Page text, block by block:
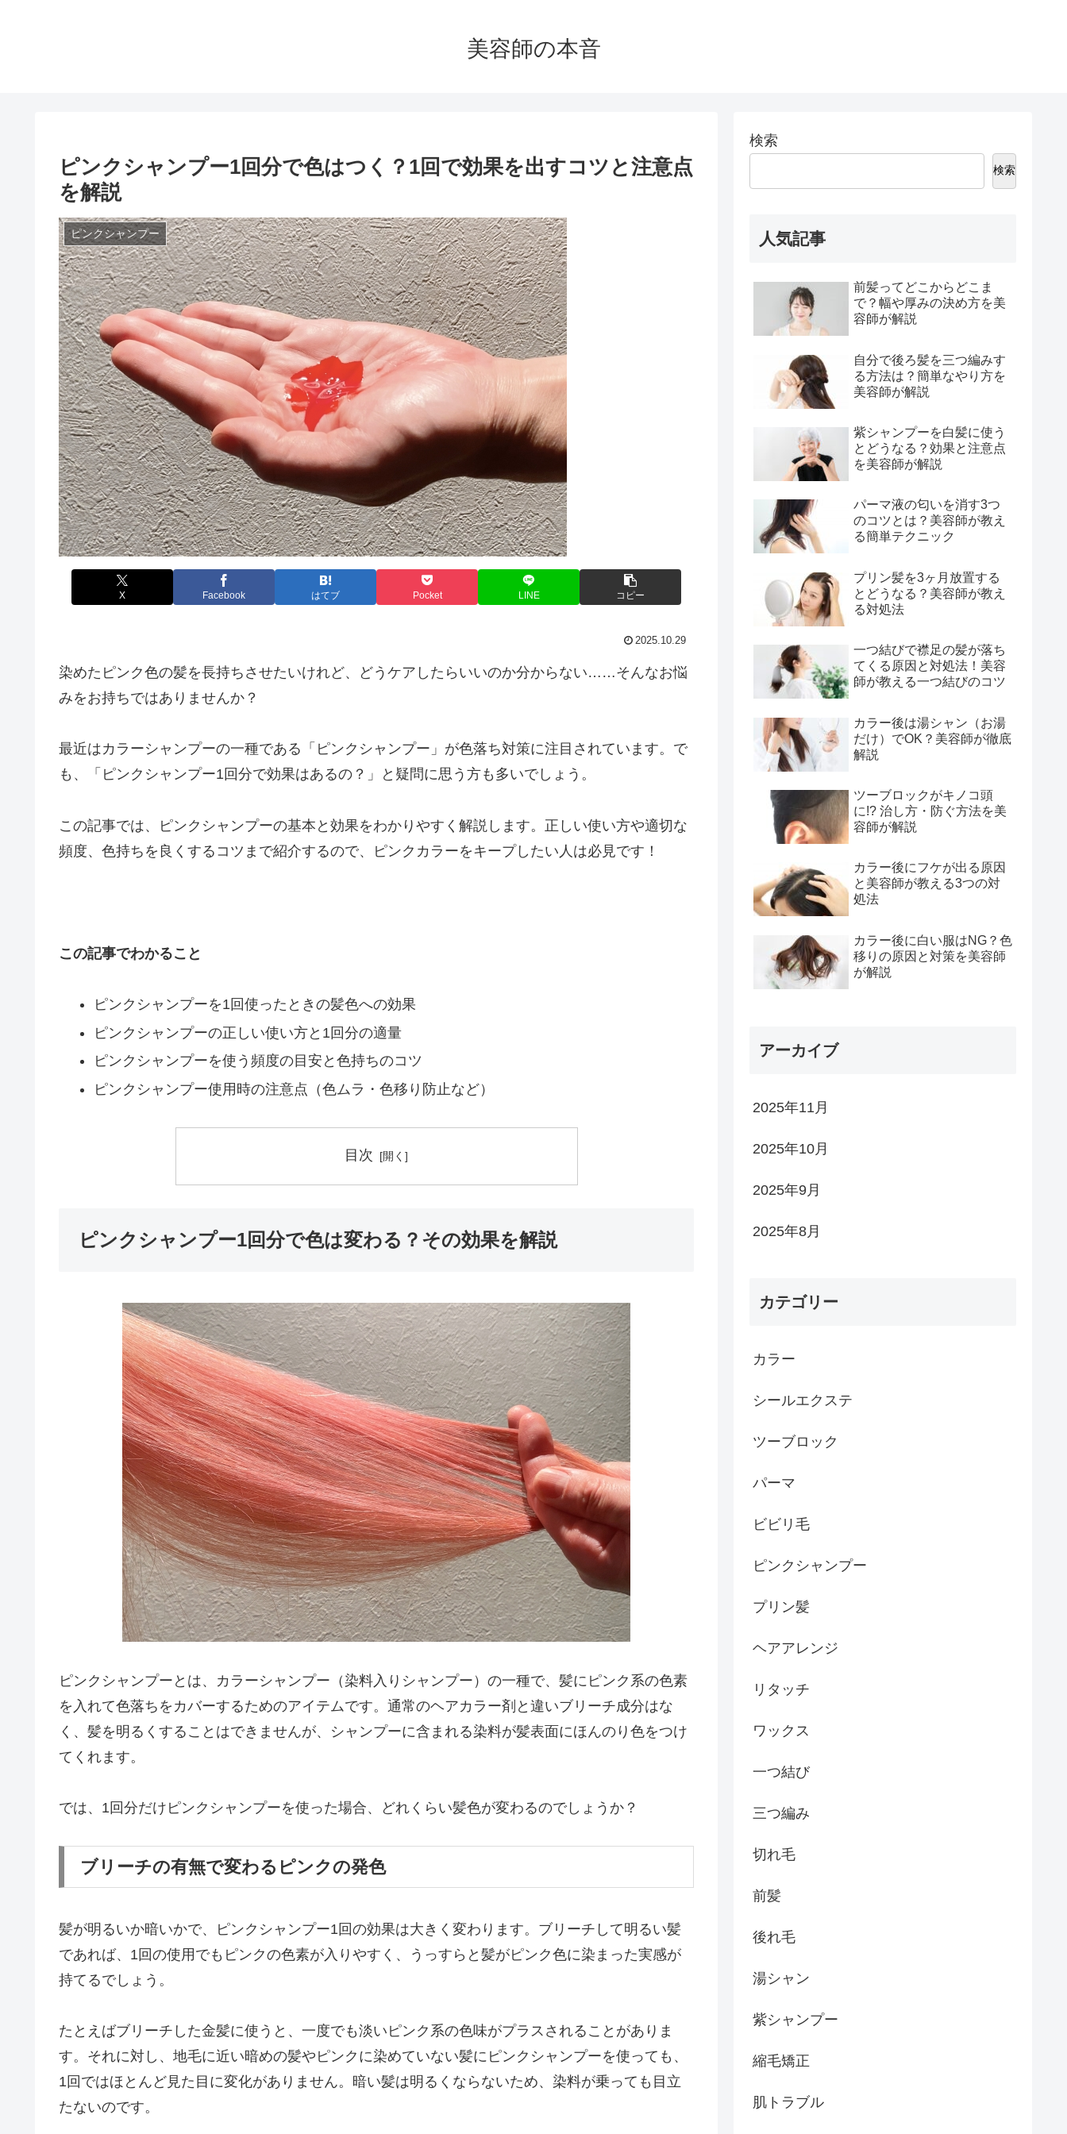
美容師の本音
ピンクシャンプー1回分で色はつく？1回で効果を出すコツと注意点
を解説
ピンクシャンプー
X Facebook はてブ Pocket LINE コピー
2025.10.29
染めたピンク色の髪を長持ちさせたいけれど、どうケアしたらいいのか分からない……そんなお悩
みをお持ちではありませんか？
最近はカラーシャンプーの一種である「ピンクシャンプー」が色落ち対策に注目されています。で
も、「ピンクシャンプー1回分で効果はあるの？」と疑問に思う方も多いでしょう。
この記事では、ピンクシャンプーの基本と効果をわかりやすく解説します。正しい使い方や適切な
頻度、色持ちを良くするコツまで紹介するので、ピンクカラーをキープしたい人は必見です！
この記事でわかること
ピンクシャンプーを1回使ったときの髪色への効果
ピンクシャンプーの正しい使い方と1回分の適量
ピンクシャンプーを使う頻度の目安と色持ちのコツ
ピンクシャンプー使用時の注意点（色ムラ・色移り防止など）
目次
ピンクシャンプー1回分で色は変わる？その効果を解説
ピンクシャンプーとは、カラーシャンプー（染料入りシャンプー）の一種で、髪にピンク系の色素
を入れて色落ちをカバーするためのアイテムです。通常のヘアカラー剤と違いブリーチ成分はな
く、髪を明るくすることはできませんが、シャンプーに含まれる染料が髪表面にほんのり色をつけ
てくれます。
では、1回分だけピンクシャンプーを使った場合、どれくらい髪色が変わるのでしょうか？
ブリーチの有無で変わるピンクの発色
髪が明るいか暗いかで、ピンクシャンプー1回の効果は大きく変わります。ブリーチして明るい髪
であれば、1回の使用でもピンクの色素が入りやすく、うっすらと髪がピンク色に染まった実感が
持てるでしょう。
たとえばブリーチした金髪に使うと、一度でも淡いピンク系の色味がプラスされることがありま
す。それに対し、地毛に近い暗めの髪やピンクに染めていない髪にピンクシャンプーを使っても、
1回ではほとんど見た目に変化がありません。暗い髪は明るくならないため、染料が乗っても目立
たないのです。
検索
検索
人気記事
前髪ってどこからどこま
で？幅や厚みの決め方を美
容師が解説
自分で後ろ髪を三つ編みす
る方法は？簡単なやり方を
美容師が解説
紫シャンプーを白髪に使う
とどうなる？効果と注意点
を美容師が解説
パーマ液の匂いを消す3つ
のコツとは？美容師が教え
る簡単テクニック
プリン髪を3ヶ月放置する
とどうなる？美容師が教え
る対処法
一つ結びで襟足の髪が落ち
てくる原因と対処法！美容
師が教える一つ結びのコツ
カラー後は湯シャン（お湯
だけ）でOK？美容師が徹底
解説
ツーブロックがキノコ頭
に!? 治し方・防ぐ方法を美
容師が解説
カラー後にフケが出る原因
と美容師が教える3つの対
処法
カラー後に白い服はNG？色
移りの原因と対策を美容師
が解説
アーカイブ
2025年11月
2025年10月
2025年9月
2025年8月
カテゴリー
カラー
シールエクステ
ツーブロック
パーマ
ビビリ毛
ピンクシャンプー
プリン髪
ヘアアレンジ
リタッチ
ワックス
一つ結び
三つ編み
切れ毛
前髪
後れ毛
湯シャン
紫シャンプー
縮毛矯正
肌トラブル